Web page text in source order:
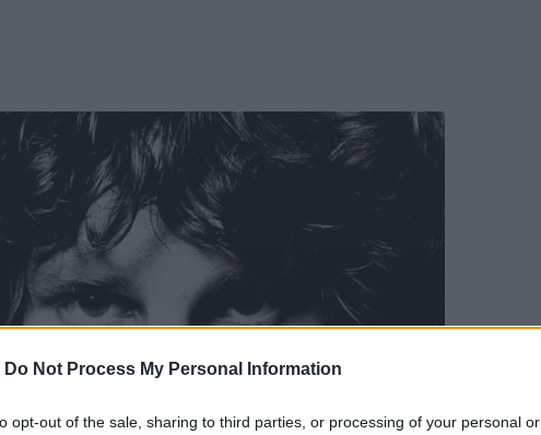
Do Not Process My Personal Information
opt-out of the sale, sharing to third parties, or processing of your personal or